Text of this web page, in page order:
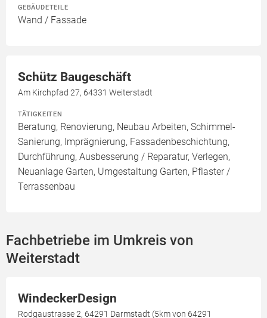
GEBÄUDETEILE
Wand / Fassade
Schütz Baugeschäft
Am Kirchpfad 27, 64331 Weiterstadt
TÄTIGKEITEN
Beratung, Renovierung, Neubau Arbeiten, Schimmel-
Sanierung, Imprägnierung, Fassadenbeschichtung,
Durchführung, Ausbesserung / Reparatur, Verlegen,
Neuanlage Garten, Umgestaltung Garten, Pflaster /
Terrassenbau
Fachbetriebe im Umkreis von
Weiterstadt
WindeckerDesign
Rodgaustrasse 2, 64291 Darmstadt (5km von 64291